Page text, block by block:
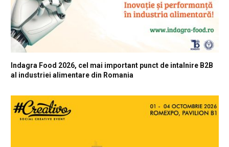
Indagra Food 2026, cel mai important punct de intalnire B2B
al industriei alimentare din Romania